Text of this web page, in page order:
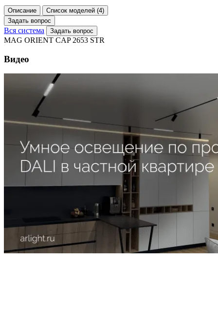
Описание
Список моделей (4)
Задать вопрос
Вся система Задать вопрос
MAG ORIENT CAP 2653 STR
Видео